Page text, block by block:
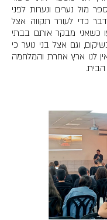
מול נערים ונערות לפני
כדי לעורר תקווה אצל
כשאני מבקר אותם בבתי
וגם אצל בני נוער כי
לנו ארץ אחרת והמלחמה